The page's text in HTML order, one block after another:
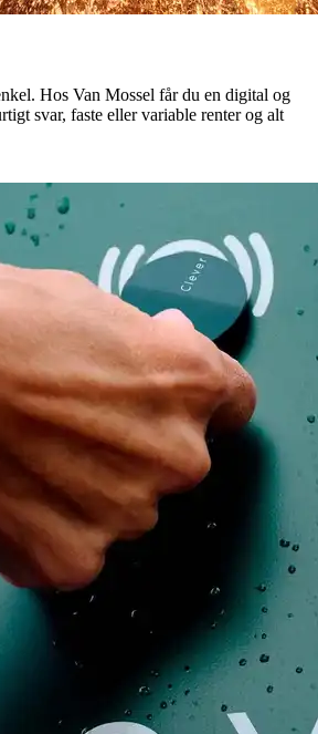
Hos Van Mossel får du en digital og
svar, faste eller variable renter og alt